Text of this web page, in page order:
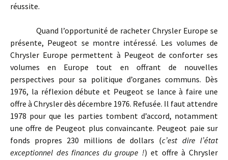
réussite.
Quand l’opportunité de racheter Chrysler Europe se
présente, Peugeot se montre intéressé. Les volumes de
Chrysler Europe permettent à Peugeot de conforter ses
volumes en Europe tout en offrant de nouvelles
perspectives pour sa politique d’organes communs. Dès
1976, la réflexion débute et Peugeot se lance à faire une
offre à Chrysler dès décembre 1976. Refusée. Il faut attendre
1978 pour que les parties tombent d’accord, notamment
une offre de Peugeot plus convaincante. Peugeot paie sur
fonds propres 230 millions de dollars (c’est dire l’état
exceptionnel des finances du groupe !) et offre à Chrysler